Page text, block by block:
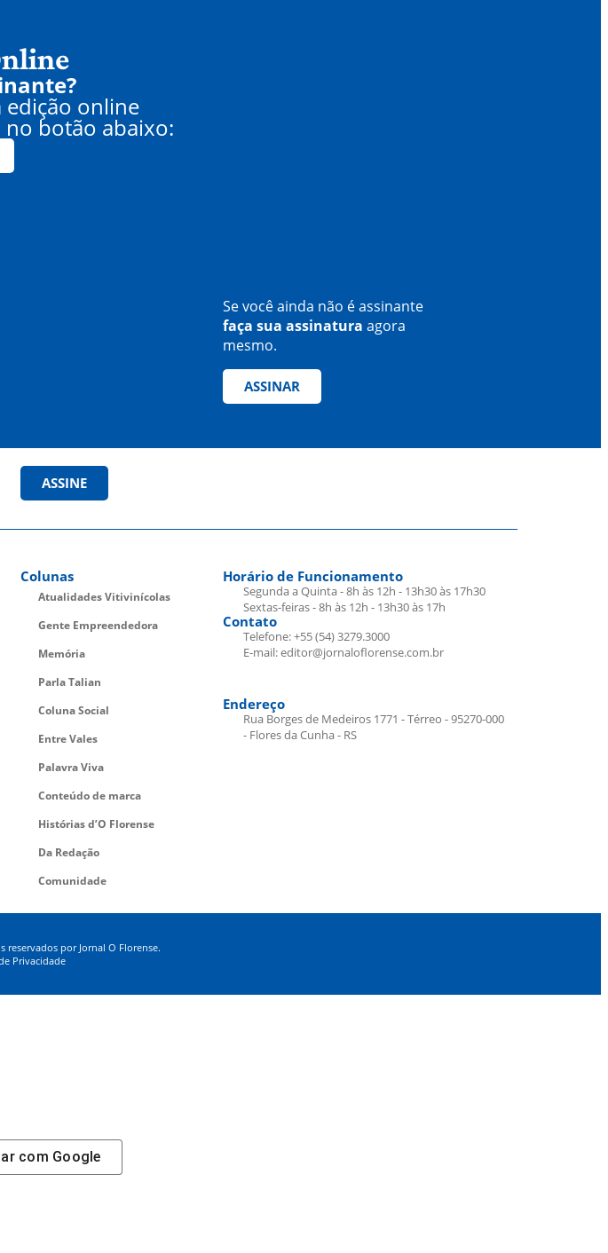
edição online
no botão abaixo:
Se você ainda não é assinante
faça sua assinatura agora
mesmo.
ASSINAR
ASSINE
Colunas
Atualidades Vitivinícolas
Gente Empreendedora
Memória
Parla Talian
Coluna Social
Entre Vales
Palavra Viva
Conteúdo de marca
Histórias d’O Florense
Da Redação
Comunidade
Horário de Funcionamento
Segunda a Quinta - 8h às 12h - 13h30 às 17h30
Sextas-feiras - 8h às 12h - 13h30 às 17h
Contato
Telefone: +55 (54) 3279.3000
E-mail: editor@jornaloflorense.com.br
Endereço
Rua Borges de Medeiros 1771 - Térreo - 95270-000
- Flores da Cunha - RS
por Jornal O Florense.
Privacidade
com Google